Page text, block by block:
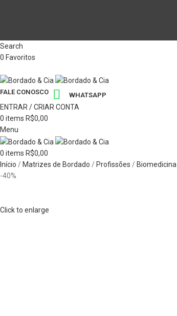
Search
0 Favoritos
FALE CONOSCO WHATSAPP
ENTRAR / CRIAR CONTA
0 items R$0,00
Menu
0 items R$0,00
Início
Matrizes de Bordado Profissões Biomedicina
-40%
Click to enlarge